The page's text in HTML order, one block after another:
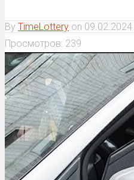
By TimeLottery on 09.02.2024
Просмотров: 239